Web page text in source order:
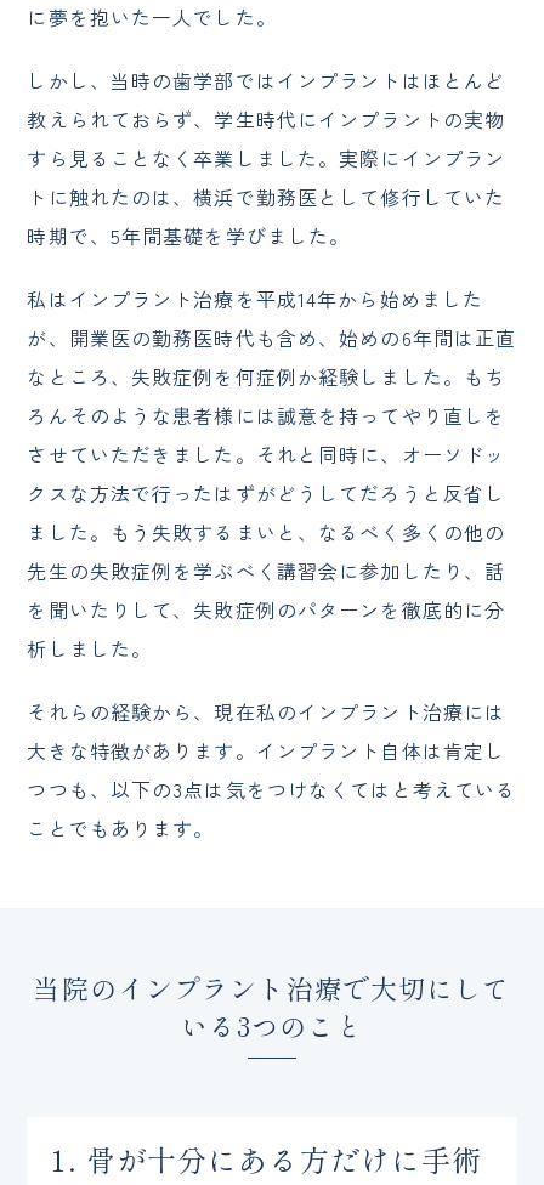
に夢を抱いた一人でした。
しかし、当時の歯学部ではインプラントはほとんど
教えられておらず、学生時代にインプラントの実物
すら見ることなく卒業しました。実際にインプラン
トに触れたのは、横浜で勤務医として修行していた
時期で、5年間基礎を学びました。
私はインプラント治療を平成14年から始めました
が、開業医の勤務医時代も含め、始めの6年間は正直
なところ、失敗症例を何症例か経験しました。もち
ろんそのような患者様には誠意を持ってやり直しを
させていただきました。それと同時に、オーソドッ
クスな方法で行ったはずがどうしてだろうと反省し
ました。もう失敗するまいと、なるべく多くの他の
先生の失敗症例を学ぶべく講習会に参加したり、話
を聞いたりして、失敗症例のパターンを徹底的に分
析しました。
それらの経験から、現在私のインプラント治療には
大きな特徴があります。インプラント自体は肯定し
つつも、以下の3点は気をつけなくてはと考えている
ことでもあります。
当院のインプラント治療で大切にして
いる3つのこと
1. 骨が十分にある方だけに手術